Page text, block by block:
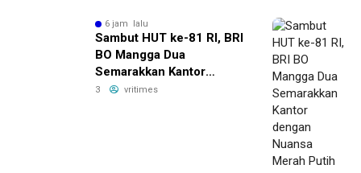
6 jam lalu
Sambut HUT ke-81 RI, BRI
BO Mangga Dua
Semarakkan Kantor
dengan Nuansa Merah
3 vritimes